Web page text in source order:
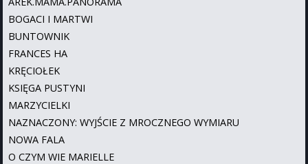
BOGACI I MARTWI
BUNTOWNIK
FRANCES HA
KRĘCIOŁEK
KSIĘGA PUSTYNI
MARZYCIELKI
NAZNACZONY: WYJŚCIE Z MROCZNEGO WYMIARU
NOWA FALA
O CZYM WIE MARIELLE